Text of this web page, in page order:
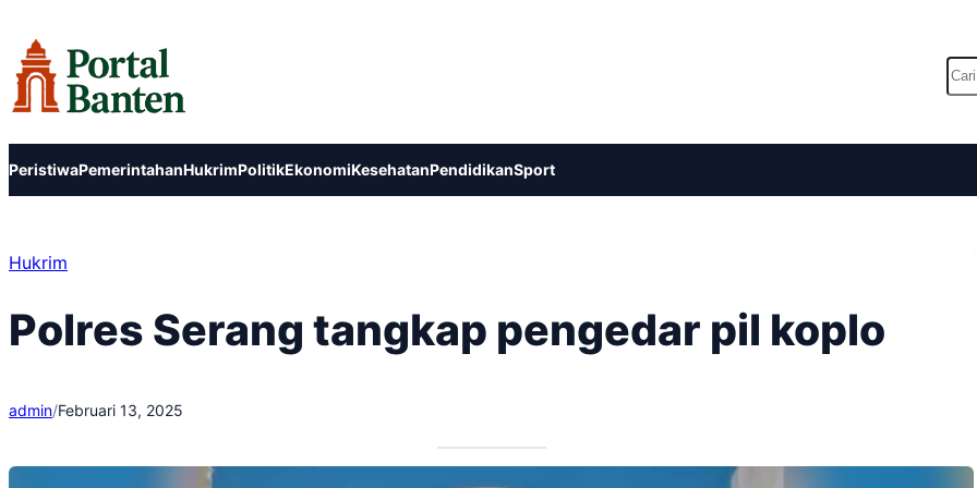
ke
konten
Cari
PeristiwaPemerintahanHukrimPolitikEkonomiKesehatanPendidikanSport
Hukrim
Polres Serang tangkap pengedar pil koplo
admin/Februari 13, 2025